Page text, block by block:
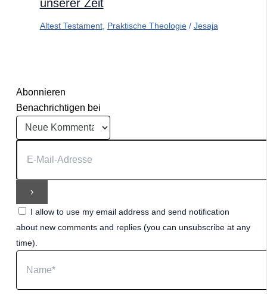
unserer Zeit
Altest Testament, Praktische Theologie/ Jesaja
Abonnieren
Benachrichtigen bei
I allow to use my email address and send notification
about new comments and replies (you can unsubscribe at any
time).